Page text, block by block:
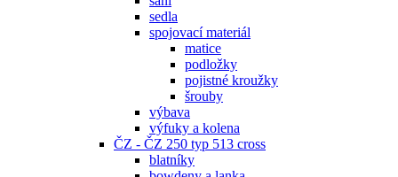
sedla
spojovací materiál
matice
podložky
pojistné kroužky
šrouby
výbava
výfuky a kolena
ČZ - ČZ 250 typ 513 cross
blatníky